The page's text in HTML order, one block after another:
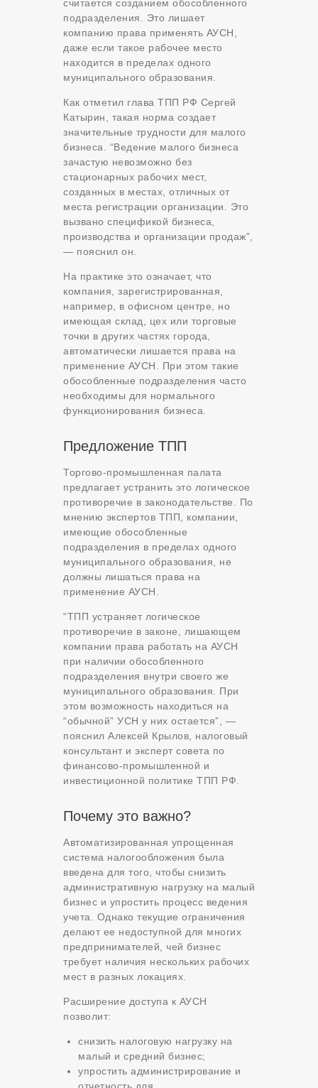
считается созданием обособленного
подразделения. Это лишает
компанию права применять АУСН,
даже если такое рабочее место
находится в пределах одного
муниципального образования.
Как отметил глава ТПП РФ Сергей
Катырин, такая норма создает
значительные трудности для малого
бизнеса. “Ведение малого бизнеса
зачастую невозможно без
стационарных рабочих мест,
созданных в местах, отличных от
места регистрации организации. Это
вызвано спецификой бизнеса,
производства и организации продаж”,
— пояснил он.
На практике это означает, что
компания, зарегистрированная,
например, в офисном центре, но
имеющая склад, цех или торговые
точки в других частях города,
автоматически лишается права на
применение АУСН. При этом такие
обособленные подразделения часто
необходимы для нормального
функционирования бизнеса.
Предложение ТПП
Торгово-промышленная палата
предлагает устранить это логическое
противоречие в законодательстве. По
мнению экспертов ТПП, компании,
имеющие обособленные
подразделения в пределах одного
муниципального образования, не
должны лишаться права на
применение АУСН.
“ТПП устраняет логическое
противоречие в законе, лишающем
компании права работать на АУСН
при наличии обособленного
подразделения внутри своего же
муниципального образования. При
этом возможность находиться на
“обычной” УСН у них остается”, —
пояснил Алексей Крылов, налоговый
консультант и эксперт совета по
финансово-промышленной и
инвестиционной политике ТПП РФ.
Почему это важно?
Автоматизированная упрощенная
система налогообложения была
введена для того, чтобы снизить
административную нагрузку на малый
бизнес и упростить процесс ведения
учета. Однако текущие ограничения
делают ее недоступной для многих
предпринимателей, чей бизнес
требует наличия нескольких рабочих
мест в разных локациях.
Расширение доступа к АУСН
позволит:
снизить налоговую нагрузку на
малый и средний бизнес;
упростить администрирование и
отчетность для